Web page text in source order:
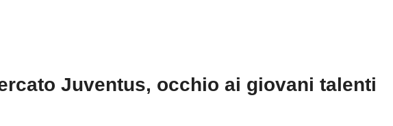
Juventus, occhio ai giovani talenti